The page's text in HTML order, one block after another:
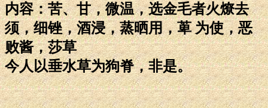
内容：苦、甘，微温，选金毛者火燎去
须，细锉，酒浸，蒸晒用，萆 为使，恶
败酱，莎草
今人以垂水草为狗脊，非是。